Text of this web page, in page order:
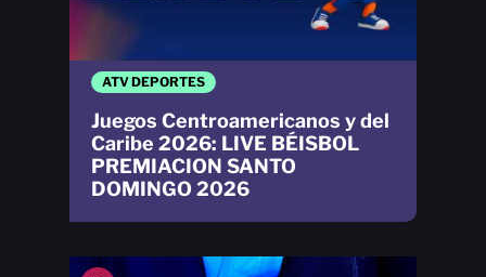
ATV DEPORTES
Juegos Centroamericanos y del
Caribe 2026: LIVE BÉISBOL
PREMIACION SANTO
DOMINGO 2026